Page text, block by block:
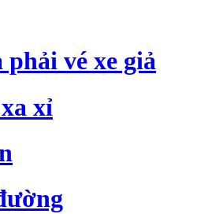
vé xe giả
xỉ